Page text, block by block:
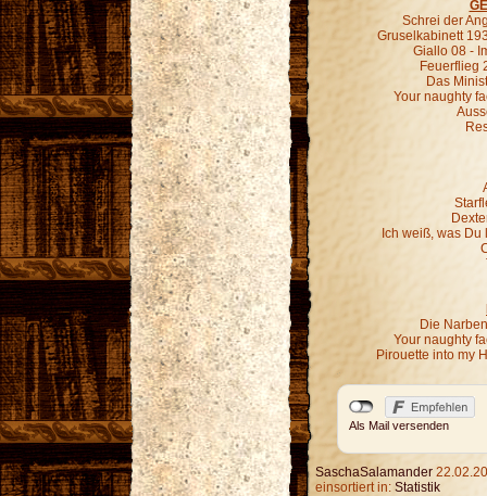
Schrei der
Gruselkabinett
Giallo 08 -
Feuerflieg
Das
Your naughty
Ich weiß, was Du
Die
Your naughty
Pirouette into my
Als Mail versenden
SaschaSalamander
einsortiert in: Statistik